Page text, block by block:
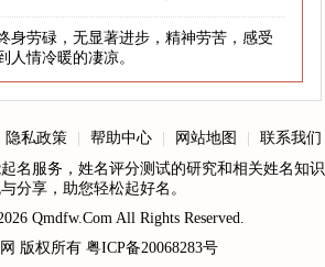
身劳碌，无显著进步，精神劳苦，感受
人情冷暖的凄凉。
隐私政策 帮助中心 网站地图
联系我们
名服务，姓名评分测试的研究和相关姓名知识
分享，助您轻松起好名。
Qmdfw.ComAll Rights Reserved.
版权所有 粤ICP备20068283号